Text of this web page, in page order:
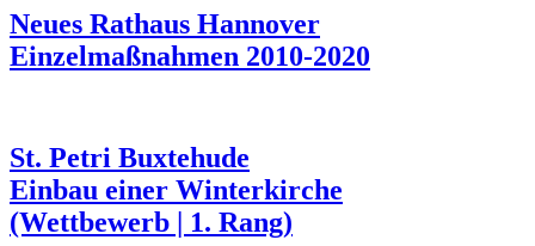
Neues Rathaus Hannover
Einzelmaßnahmen 2010-2020
St. Petri Buxtehude
Einbau einer Winterkirche
(Wettbewerb | 1. Rang)